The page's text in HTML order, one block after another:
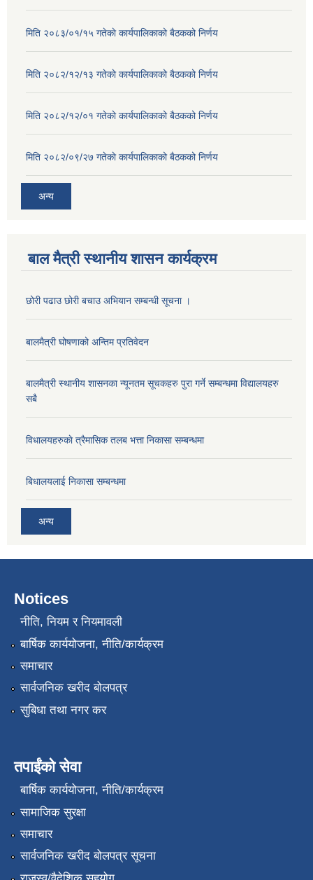
मिति २०८३/०१/१५ गतेकाे कार्यपालिकाको बैठकको निर्णय
मिति २०८२/१२/१३ गतेकाे कार्यपालिकाको बैठकको निर्णय
मिति २०८२/१२/०१ गतेकाे कार्यपालिकाको बैठकको निर्णय
मिति २०८२/०९/२७ गतेकाे कार्यपालिकाको बैठकको निर्णय
अन्य
बाल मैत्री स्थानीय शासन कार्यक्रम
छोरी पढाउ छोरी बचाउ अभियान सम्बन्धी सूचना ।
बालमैत्री घोषणाको अन्तिम प्रतिवेदन
बालमैत्री स्थानीय शासनका न्यूनतम सूचकहरु पुरा गर्ने सम्बन्धमा विद्यालयहरु
सबै
विधालयहरुकाे त्रैमासिक तलब भत्ता निकासा सम्बन्धमा
बिधालयलाई निकासा सम्बन्धमा
अन्य
Notices
नीति, नियम र नियमावली
बार्षिक कार्ययोजना, नीति/कार्यक्रम
समाचार
सार्वजनिक खरीद बोलपत्र
सुबिधा तथा नगर कर
तपाईंको सेवा
बार्षिक कार्ययोजना, नीति/कार्यक्रम
सामाजिक सुरक्षा
समाचार
सार्वजनिक खरीद बोलपत्र सूचना